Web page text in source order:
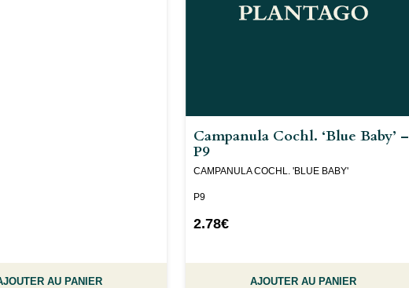
AU PANIER
Campanula Cochl. ‘Blue Baby’ –
P9
CAMPANULA COCHL. 'BLUE BABY'
P9
2.78€
AJOUTER AU PANIER